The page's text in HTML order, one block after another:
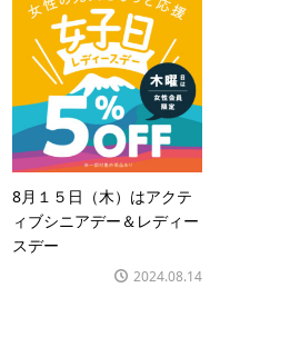
8月１５日（木）はアクテ
ィブシニアデー＆レディー
スデー
2024.08.14